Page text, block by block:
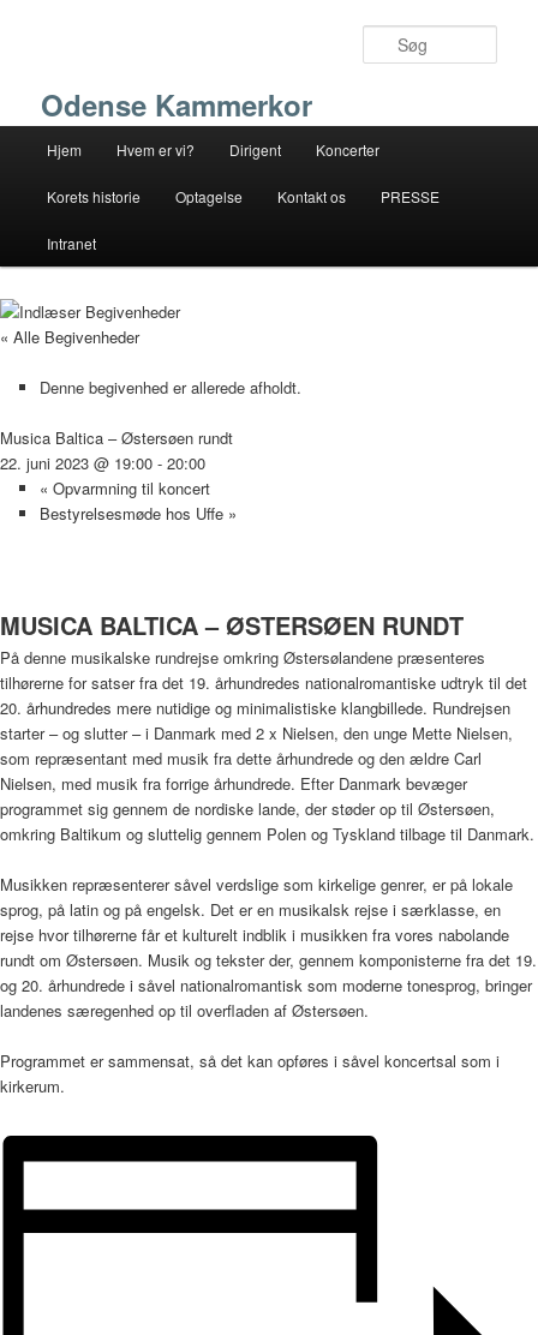
Odense Kammerkor
Hjem Hvem er vi? Dirigent Koncerter
Korets historie Optagelse Kontakt os PRESSE
Intranet
« Alle Begivenheder
Denne begivenhed er allerede afholdt.
Musica Baltica – Østersøen rundt
22. juni 2023 @ 19:00 - 20:00
« Opvarmning til koncert
Bestyrelsesmøde hos Uffe »
MUSICA BALTICA – ØSTERSØEN RUNDT
På denne musikalske rundrejse omkring Østersølandene præsenteres
tilhørerne for satser fra det 19. århundredes nationalromantiske udtryk til det
20. århundredes mere nutidige og minimalistiske klangbillede. Rundrejsen
starter – og slutter – i Danmark med 2 x Nielsen, den unge Mette Nielsen,
som repræsentant med musik fra dette århundrede og den ældre Carl
Nielsen, med musik fra forrige århundrede. Efter Danmark bevæger
programmet sig gennem de nordiske lande, der støder op til Østersøen,
omkring Baltikum og sluttelig gennem Polen og Tyskland tilbage til Danmark.
Musikken repræsenterer såvel verdslige som kirkelige genrer, er på lokale
sprog, på latin og på engelsk. Det er en musikalsk rejse i særklasse, en
rejse hvor tilhørerne får et kulturelt indblik i musikken fra vores nabolande
rundt om Østersøen. Musik og tekster der, gennem komponisterne fra det 19.
og 20. århundrede i såvel nationalromantisk som moderne tonesprog, bringer
landenes særegenhed op til overfladen af Østersøen.
Programmet er sammensat, så det kan opføres i såvel koncertsal som i
kirkerum.